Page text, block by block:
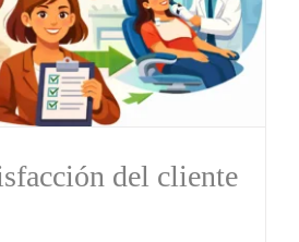
del cliente